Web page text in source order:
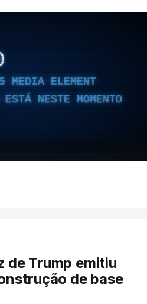
MEDIA ELEMENT
ESTÁ NESTE MOMENTO
de Trump emitiu
de base